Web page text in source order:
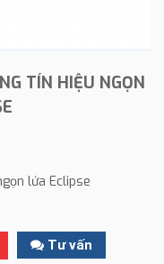
TÍN HIỆU NGỌN
lửa Eclipse
Tư vấn